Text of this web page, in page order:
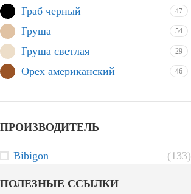
Граб черный 47
Груша 54
Груша светлая 29
Орех американский 46
ПРОИЗВОДИТЕЛЬ
Bibigon (133)
ПОЛЕЗНЫЕ ССЫЛКИ